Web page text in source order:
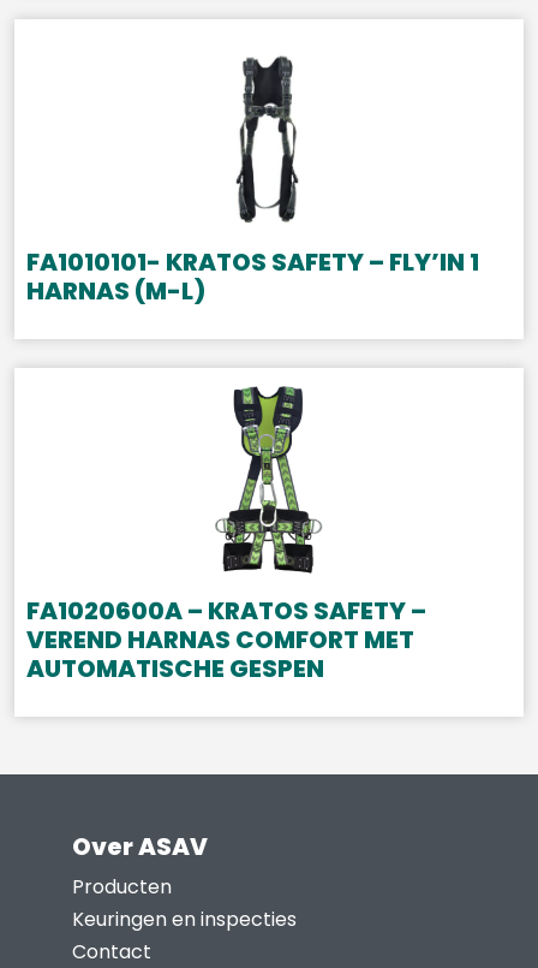
FA1010101- KRATOS SAFETY – FLY’IN 1
HARNAS (M-L)
FA1020600A – KRATOS SAFETY –
VEREND HARNAS COMFORT MET
AUTOMATISCHE GESPEN
Over ASAV
Producten
Keuringen en inspecties
Contact